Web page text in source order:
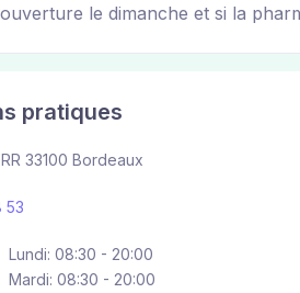
le dimanche et si la
pratiques
33100 Bordeaux
53
Lundi: 08:30 - 20:00
Mardi: 08:30 - 20:00